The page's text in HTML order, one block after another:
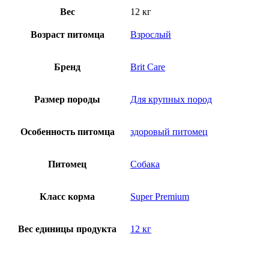
Вес 12 кг
Возраст питомца Взрослый
Бренд Brit Care
Размер породы Для крупных пород
Особенность питомца здоровый питомец
Питомец Собака
Класс корма Super Premium
Вес единицы продукта 12 кг